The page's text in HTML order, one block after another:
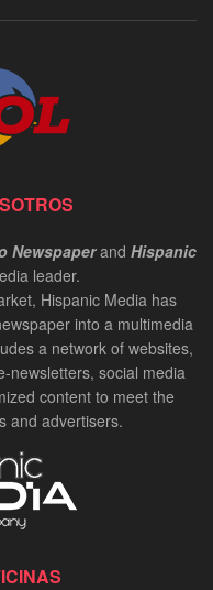
Newspaperand Hispanic
leader.
Hispanic Media has
into a multimedia
a network of websites,
newsletters, social media
content to meet the
and advertisers.